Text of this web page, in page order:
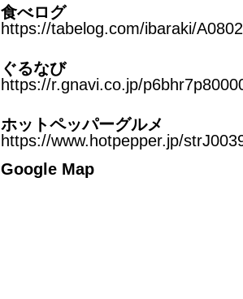
食べログ
https://tabelog.com/ibaraki/
ぐるなび
https://r.gnavi.co.jp/
ホットペッパーグルメ
https://www.hotpepper.jp/
Google Map